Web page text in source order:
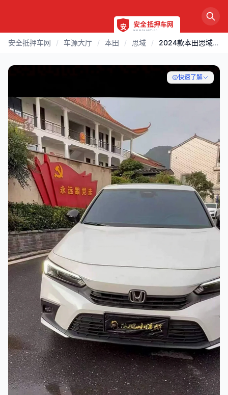
安全抵押车网 / 车源大厅 / 本田 / 思域 / 2024款本田思域1.5T自动
快速了解